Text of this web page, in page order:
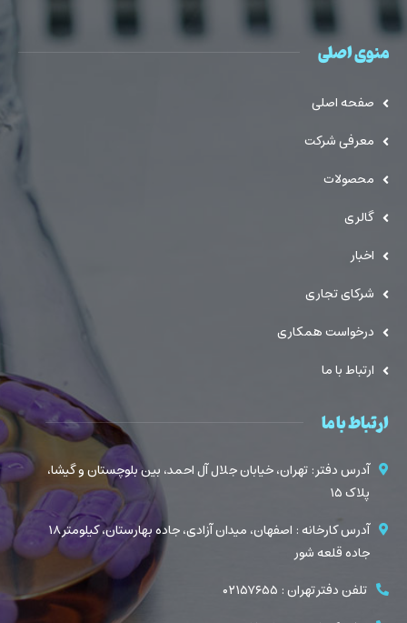
منوی اصلی
صفحه اصلی
معرفی شرکت
محصولات
گالری
اخبار
شرکای تجاری
درخواست همکاری
ارتباط با ما
ارتباط با ما
آدرس دفتر : تهران، خیابان جلال آل احمد، بین بلوچستان و گیشا،
پلاک ۱۵
آدرس کارخانه : اصفهان، میدان آزادی، جاده بهارستان، کیلومتر ۱۸
جاده قلعه شور
تلفن دفتر تهران : ۰۲۱۵۷۶۵۵